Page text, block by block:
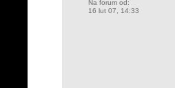
Na forum od:
16 lut 07, 14:33